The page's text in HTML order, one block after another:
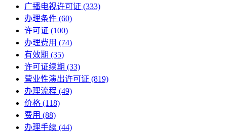
广播电视许可证 (333)
办理条件 (60)
许可证 (100)
办理费用 (74)
有效期 (35)
许可证续期 (33)
营业性演出许可证 (819)
办理流程 (49)
价格 (118)
费用 (88)
办理手续 (44)